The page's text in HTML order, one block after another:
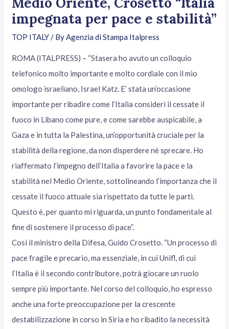
impegnata per pace e stabilità”
TOP ITALY / By Agenzia di Stampa Italpress
ROMA (ITALPRESS) – “Stasera ho avuto un colloquio
telefonico molto importante e molto cordiale con il mio
omologo israeliano, Israel Katz. E’ stata un’occasione
importante per ribadire come l’Italia consideri il cessate il
fuoco in Libano come pure, e come sarebbe auspicabile, a
Gaza e in tutta la Palestina, un’opportunità cruciale per la
stabilità della regione, da non disperdere nè sprecare. Ho
riaffermato l’impegno dell’Italia a favorire la pace e la
stabilità nel Medio Oriente, sottolineando l’importanza che il
cessate il fuoco attuale sia rispettato da tutte le parti.
Questo è, per quanto mi riguarda, un punto fondamentale al
fine di sostenere il processo di pace”.
Così il ministro della Difesa, Guido Crosetto. “Un processo di
pace fragile e precario, ma essenziale, in cui Unifl, di cui
l’Italia è il secondo contributore, potrà giocare un ruolo
sempre più importante. Nel corso del colloquio, ho espresso
anche una forte preoccupazione per la crescente
destabilizzazione in corso in Siria e ho ribadito la necessità